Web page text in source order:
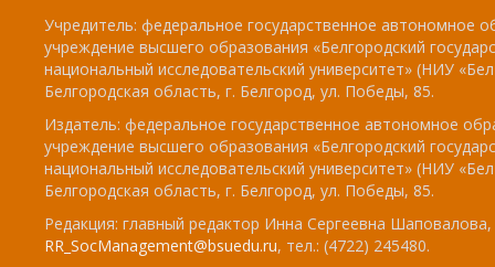
Учредитель: федеральное государственное автономное
учреждение высшего образования «Белгородский
национальный исследовательский университет» (НИУ
Белгородская область, г. Белгород, ул. Победы, 85.
Издатель: федеральное государственное автономное
учреждение высшего образования «Белгородский
национальный исследовательский университет» (НИУ
Белгородская область, г. Белгород, ул. Победы, 85.
Редакция: главный редактор Инна Сергеевна
RR_SocManagement@bsuedu.ru, тел.: (4722) 245480.